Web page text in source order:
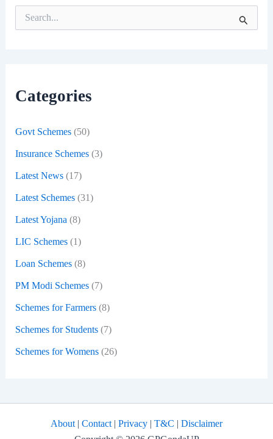
o
Categories
Govt Schemes(50)
Insurance Schemes(3)
Latest News(17)
Latest Schemes(31)
Latest Yojana (8)
LIC Schemes(1)
Loan Schemes(8)
PM Modi Schemes(7)
Schemes for Farmers(8)
Schemes for Students(7)
Schemes for Womens(26)
About | Contact | Privacy | T&C | Disclaimer